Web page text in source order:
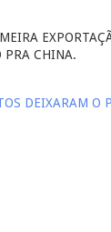
PRA CHINA.